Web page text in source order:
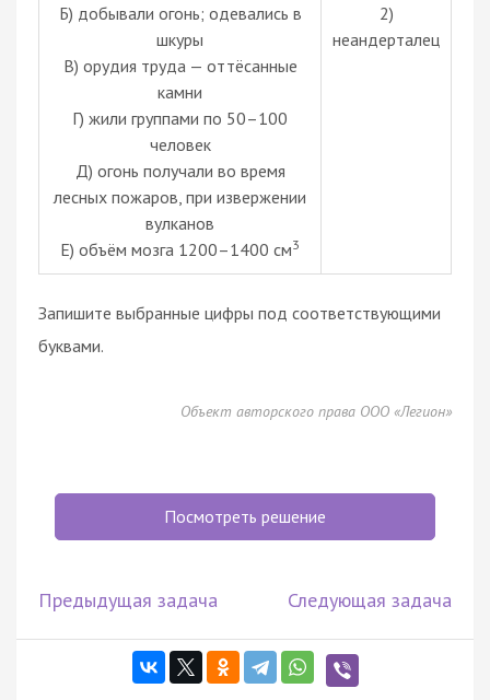
Б) добывали огонь; одевались в
шкуры
В) орудия труда — оттёсанные
камни
Г) жили группами по 50–100
человек
Д) огонь получали во время
лесных пожаров, при извержении
вулканов
Е) объём мозга 1200–1400 см3
2)
неандерталец
Запишите выбранные цифры под соответствующими
буквами.
Объект авторского права ООО «Легион»
Посмотреть решение
Предыдущая задача Следующая задача